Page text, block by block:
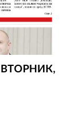
ВТОРНИК,